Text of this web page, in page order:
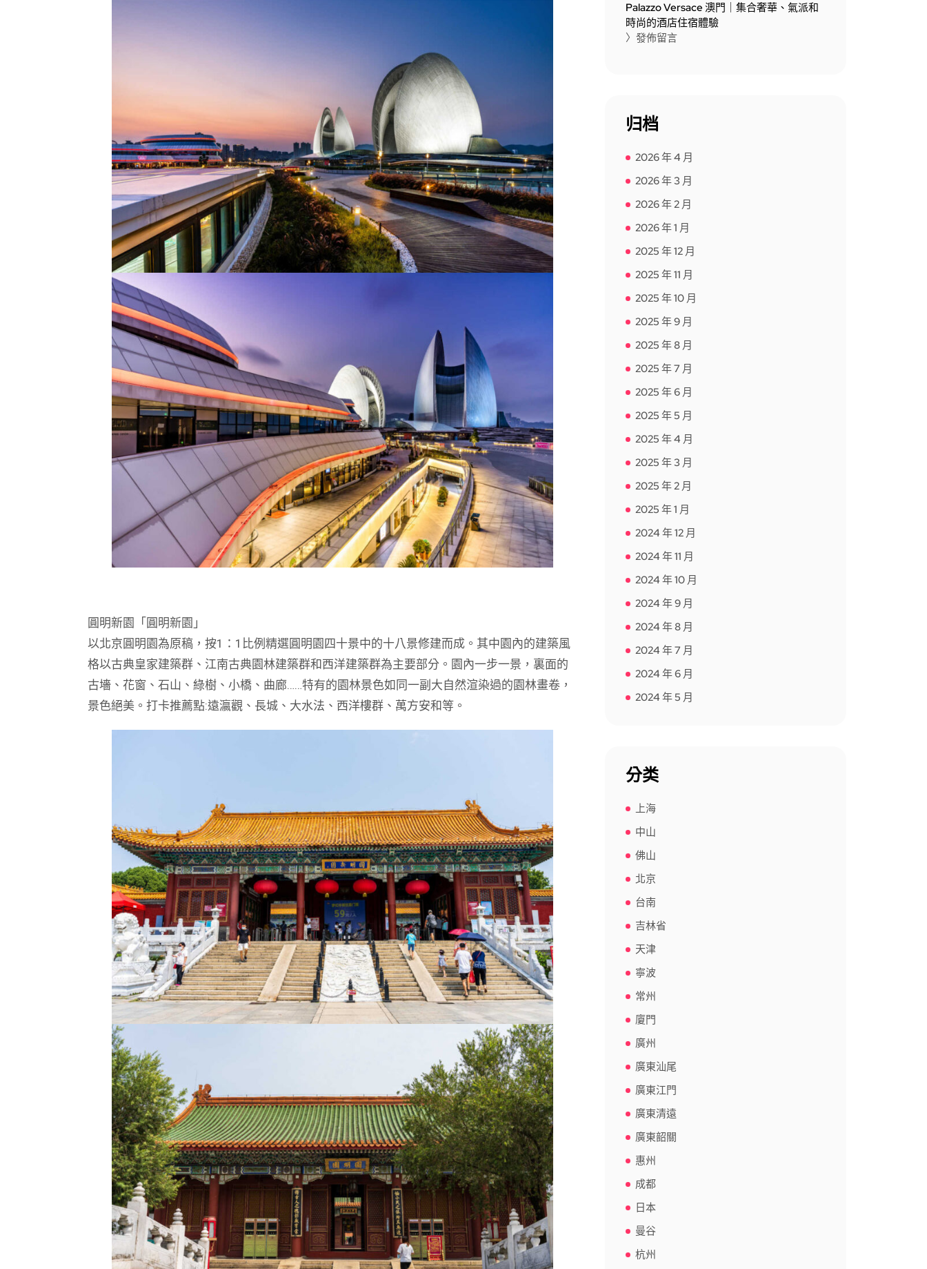
圓明新園「圓明新園」
以北京圓明園為原稿，按1：1比例精選圓明園四十景中的十八景修建而成。其中園內的建築風
格以古典皇家建築群、江南古典園林建築群和西洋建築群為主要部分。園內一步一景，裏面的
古墻、花窗、石山、綠樹、小橋、曲廊……特有的園林景色如同一副大自然渲染過的園林畫卷，
景色絕美。打卡推薦點:遠瀛觀、長城、大水法、西洋樓群、萬方安和等。
Palazzo Versace 澳門｜集合奢華、氣派和
時尚的酒店住宿體驗
〉發佈留言
归档
2026 年 4 月
2026 年 3 月
2026 年 2 月
2026 年 1 月
2025 年 12 月
2025 年 11 月
2025 年 10 月
2025 年 9 月
2025 年 8 月
2025 年 7 月
2025 年 6 月
2025 年 5 月
2025 年 4 月
2025 年 3 月
2025 年 2 月
2025 年 1 月
2024 年 12 月
2024 年 11 月
2024 年 10 月
2024 年 9 月
2024 年 8 月
2024 年 7 月
2024 年 6 月
2024 年 5 月
分类
上海
中山
佛山
北京
台南
吉林省
天津
寧波
常州
廈門
廣州
廣東汕尾
廣東江門
廣東清遠
廣東韶關
惠州
成都
日本
曼谷
杭州